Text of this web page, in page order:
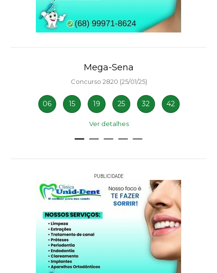
Mega-Sena
Concurso 2820 (25/01/25)
06 15 19 25 32 42
Ver detalhes
PUBLICIDADE